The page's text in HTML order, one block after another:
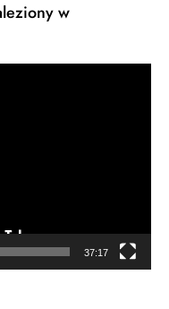
w
37:17